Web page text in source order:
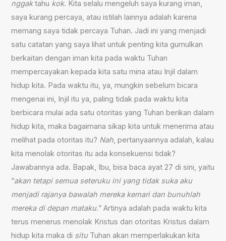
nggaktahu kok. Kita selalu mengeluh saya kurang iman,
saya kurang percaya, atau istilah lainnya adalah karena
memang saya tidak percaya Tuhan. Jadi ini yang menjadi
satu catatan yang saya lihat untuk penting kita gumulkan
berkaitan dengan iman kita pada waktu Tuhan
mempercayakan kepada kita satu mina atau Injil dalam
hidup kita. Pada waktu itu, ya, mungkin sebelum bicara
mengenai ini, Injil itu ya, paling tidak pada waktu kita
berbicara mulai ada satu otoritas yang Tuhan berikan dalam
hidup kita, maka bagaimana sikap kita untuk menerima atau
melihat pada otoritas itu? Nah, pertanyaannya adalah, kalau
kita menolak otoritas itu ada konsekuensi tidak?
Jawabannya ada. Bapak, Ibu, bisa baca ayat 27 di sini, yaitu
“akan tetapi semua seteruku ini yang tidak suka aku
menjadi rajanya bawalah mereka kemari dan bunuhlah
mereka di depan mataku.” Artinya adalah pada waktu kita
terus menerus menolak Kristus dan otoritas Kristus dalam
hidup kita maka di situTuhan akan memperlakukan kita